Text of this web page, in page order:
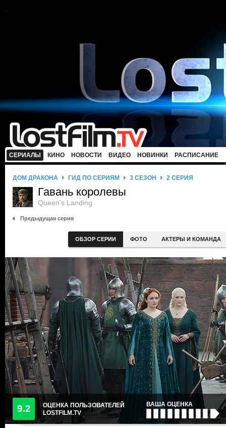
СЕРИАЛЫ КИНО НОВОСТИ ВИДЕО НОВИНКИ РАСПИСАНИЕ
ДОМ ДРАКОНА ГИД ПО СЕРИЯМ 3 СЕЗОН 2 СЕРИЯ
Гавань королевы
Queen's Landing
Предыдущая серия
ОБЗОР СЕРИИ ФОТО АКТЕРЫ И КОМАНДА
9.2
ОЦЕНКА ПОЛЬЗОВАТЕЛЕЙ
LOSTFILM.TV
ВАША ОЦЕНКА